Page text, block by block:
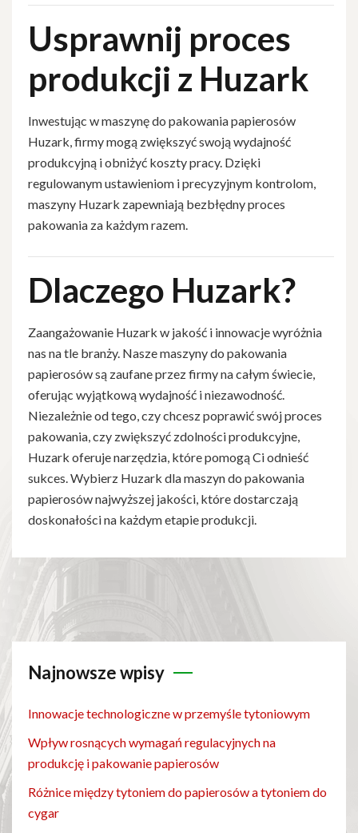
Usprawnij proces
produkcji z Huzark
Inwestując w maszynę do pakowania papierosów
Huzark, firmy mogą zwiększyć swoją wydajność
produkcyjną i obniżyć koszty pracy. Dzięki
regulowanym ustawieniom i precyzyjnym kontrolom,
maszyny Huzark zapewniają bezbłędny proces
pakowania za każdym razem.
Dlaczego Huzark?
Zaangażowanie Huzark w jakość i innowacje wyróżnia
nas na tle branży. Nasze maszyny do pakowania
papierosów są zaufane przez firmy na całym świecie,
oferując wyjątkową wydajność i niezawodność.
Niezależnie od tego, czy chcesz poprawić swój proces
pakowania, czy zwiększyć zdolności produkcyjne,
Huzark oferuje narzędzia, które pomogą Ci odnieść
sukces. Wybierz Huzark dla maszyn do pakowania
papierosów najwyższej jakości, które dostarczają
doskonałości na każdym etapie produkcji.
Najnowsze wpisy
Innowacje technologiczne w przemyśle tytoniowym
Wpływ rosnących wymagań regulacyjnych na
produkcję i pakowanie papierosów
Różnice między tytoniem do papierosów a tytoniem do
cygar